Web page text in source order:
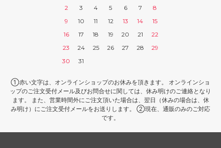
2
3 4 5 6 7
8
9
10 11 12 13 14
15
16
17 18 19 20 21
22
23
24 25 26 27 28
29
30
31
①赤い文字は、オンラインショップのお休みを頂きます。 オンラインショ
ップのご注文受付メール及びお問合せに関しては、休み明けのご連絡となり
ます。 また、営業時間外にご注文頂いた場合は、翌日（休みの場合は、休
み明け）にご注文受付メールをお送りします。 ②現在、通販のみのご対応
です。